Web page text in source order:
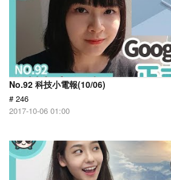
No.92 科技小電報(10/06)
# 246
2017-10-06 01:00